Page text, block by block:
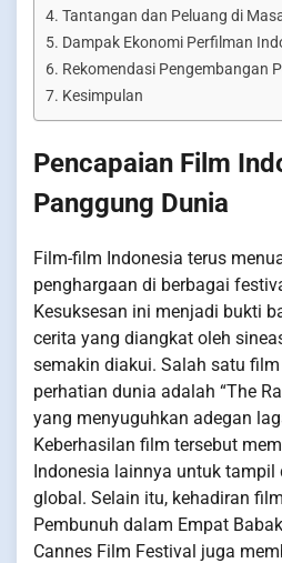
Tantangan dan Peluang di
Dampak Ekonomi Perfilman
Rekomendasi Pengembangan
Kesimpulan
Pencapaian Film
Panggung Dunia
Film-film Indonesia terus
penghargaan di berbagai
Kesuksesan ini menjadi bukti
cerita yang diangkat oleh
semakin diakui. Salah satu
perhatian dunia adalah “The
yang menyuguhkan adegan
Keberhasilan film tersebut
Indonesia lainnya untuk tampil
global. Selain itu, kehadiran
Pembunuh dalam Empat
Cannes Film Festival juga